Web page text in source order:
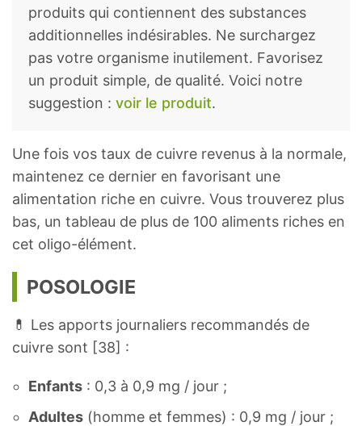
produits qui contiennent des substances
additionnelles indésirables. Ne surchargez
pas votre organisme inutilement. Favorisez
un produit simple, de qualité. Voici notre
suggestion : voir le produit.
Une fois vos taux de cuivre revenus à la normale,
maintenez ce dernier en favorisant une
alimentation riche en cuivre. Vous trouverez plus
bas, un tableau de plus de 100 aliments riches en
cet oligo-élément.
POSOLOGIE
💊 Les apports journaliers recommandés de
cuivre sont [38] :
Enfants : 0,3 à 0,9 mg / jour ;
Adultes (homme et femmes) : 0,9 mg / jour ;